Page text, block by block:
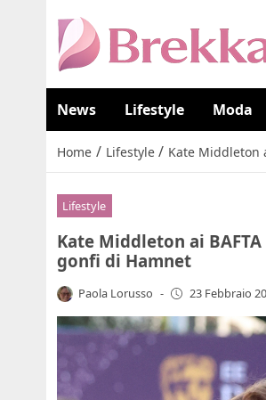
News Lifestyle Moda
Home / Lifestyle / Kate Middleton
Lifestyle
Kate Middleton ai
gonfi di Hamnet
Paola Lorusso - 23 Febbraio